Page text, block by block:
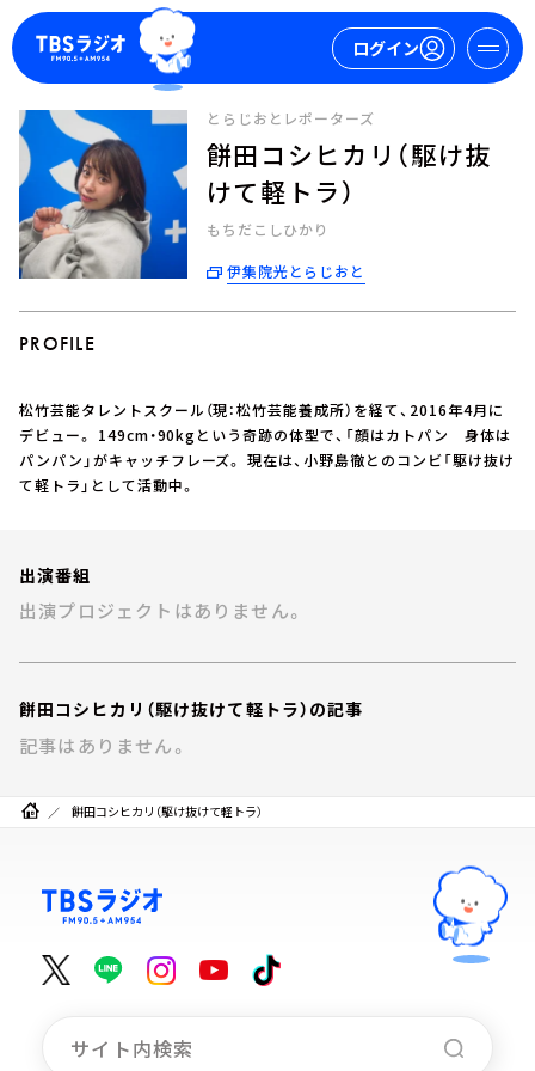
ログイン
マイページ
ログイン 新規会員登録
今日の番組表
週間番組表
トピックス
イベント・グッズ
YouTube
とらじおとレポーターズ
餅田コシヒカリ（駆け抜
けて軽トラ）
もちだこしひかり
伊集院光とらじおと
PROFILE
松竹芸能タレントスクール（現：松竹芸能養成所）を経て、2016年4月に
デビュー。 149cm・90kgという奇跡の体型で、「顔はカトパン 身体は
パンパン」がキャッチフレーズ。 現在は、小野島徹とのコンビ「駆け抜け
て軽トラ」として活動中。
出演番組
出演プロジェクトはありません。
餅田コシヒカリ（駆け抜けて軽トラ）の記事
記事はありません。
餅田コシヒカリ（駆け抜けて軽トラ）